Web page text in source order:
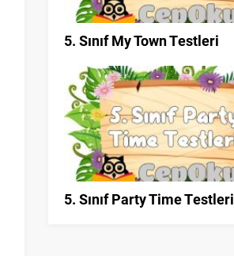
5. Sınıf My Town Testleri
5. Sınıf Party Time Testleri